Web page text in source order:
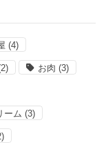
(4)
お肉 (3)
ーム (3)